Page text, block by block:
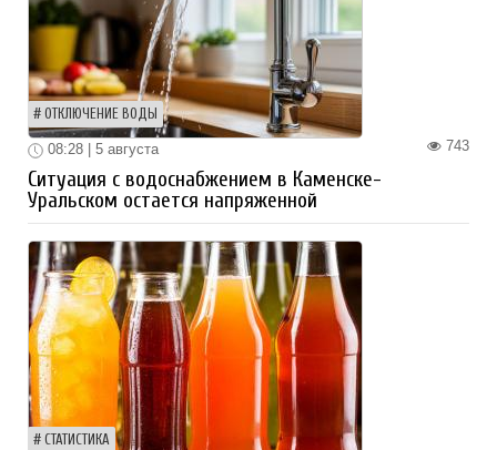
ОТКЛЮЧЕНИЕ ВОДЫ
743
08:28 | 5 августа
Ситуация с водоснабжением в Каменске-
Уральском остается напряженной
СТАТИСТИКА